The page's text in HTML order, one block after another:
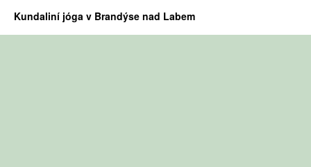
Kundaliní jóga v Brandýse nad Labem